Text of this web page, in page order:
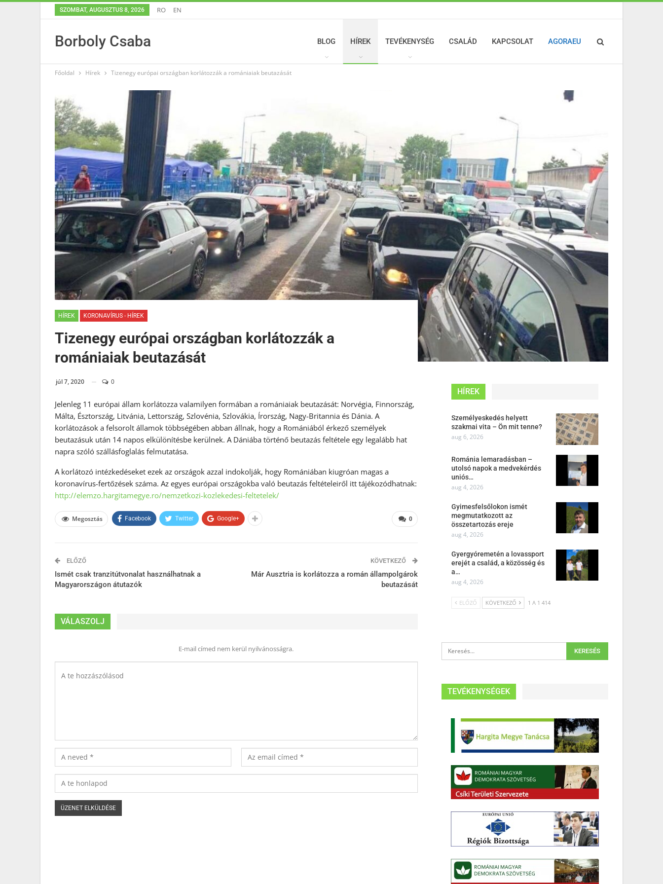
SZOMBAT, AUGUSZTUS 8, 2026 RO EN
Borboly Csaba BLOG HÍREK TEVÉKENYSÉG CSALÁD KAPCSOLAT AGORAEU
Főoldal Hírek Tizenegy európai országban korlátozzák a romániaiak beutazását
HÍREK KORONAVÍRUS - HÍREK
Tizenegy európai országban korlátozzák a
romániaiak beutazását
júl 7, 2020 0
Jelenleg 11 európai állam korlátozza valamilyen formában a romániaiak beutazását: Norvégia, Finnország,
Málta, Észtország, Litvánia, Lettország, Szlovénia, Szlovákia, Írország, Nagy-Britannia és Dánia. A
korlátozások a felsorolt államok többségében abban állnak, hogy a Romániából érkező személyek
beutazásuk után 14 napos elkülönítésbe kerülnek. A Dániába történő beutazás feltétele egy legalább hat
napra szóló szállásfoglalás felmutatása.
A korlátozó intézkedéseket ezek az országok azzal indokolják, hogy Romániában kiugróan magas a
koronavírus-fertőzések száma. Az egyes európai országokba való beutazás feltételeiről itt tájékozódhatnak:
http://elemzo.hargitamegye.ro/nemzetkozi-kozlekedesi-feltetelek/
0
Megosztás Facebook Twitter Google+
ELŐZŐ
Ismét csak tranzitútvonalat használhatnak a
Magyarországon átutazók
KÖVETKEZŐ
Már Ausztria is korlátozza a román állampolgárok
beutazását
VÁLASZOLJ
E-mail címed nem kerül nyilvánosságra.
HÍREK
Személyeskedés helyett
szakmai vita – Ön mit tenne?
aug 6, 2026
Románia lemaradásban –
utolsó napok a medvekérdés
uniós…
aug 4, 2026
Gyimesfelsőlokon ismét
megmutatkozott az
összetartozás ereje
aug 4, 2026
Gyergyóremetén a lovassport
erejét a család, a közösség és
a…
aug 4, 2026
ELŐZŐ KÖVETKEZŐ 1 A 1 414
TEVÉKENYSÉGEK